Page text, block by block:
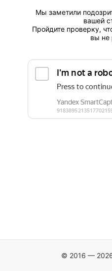
Мы заметили
вашей
Пройдите проверку,
вы не
© 2016 —